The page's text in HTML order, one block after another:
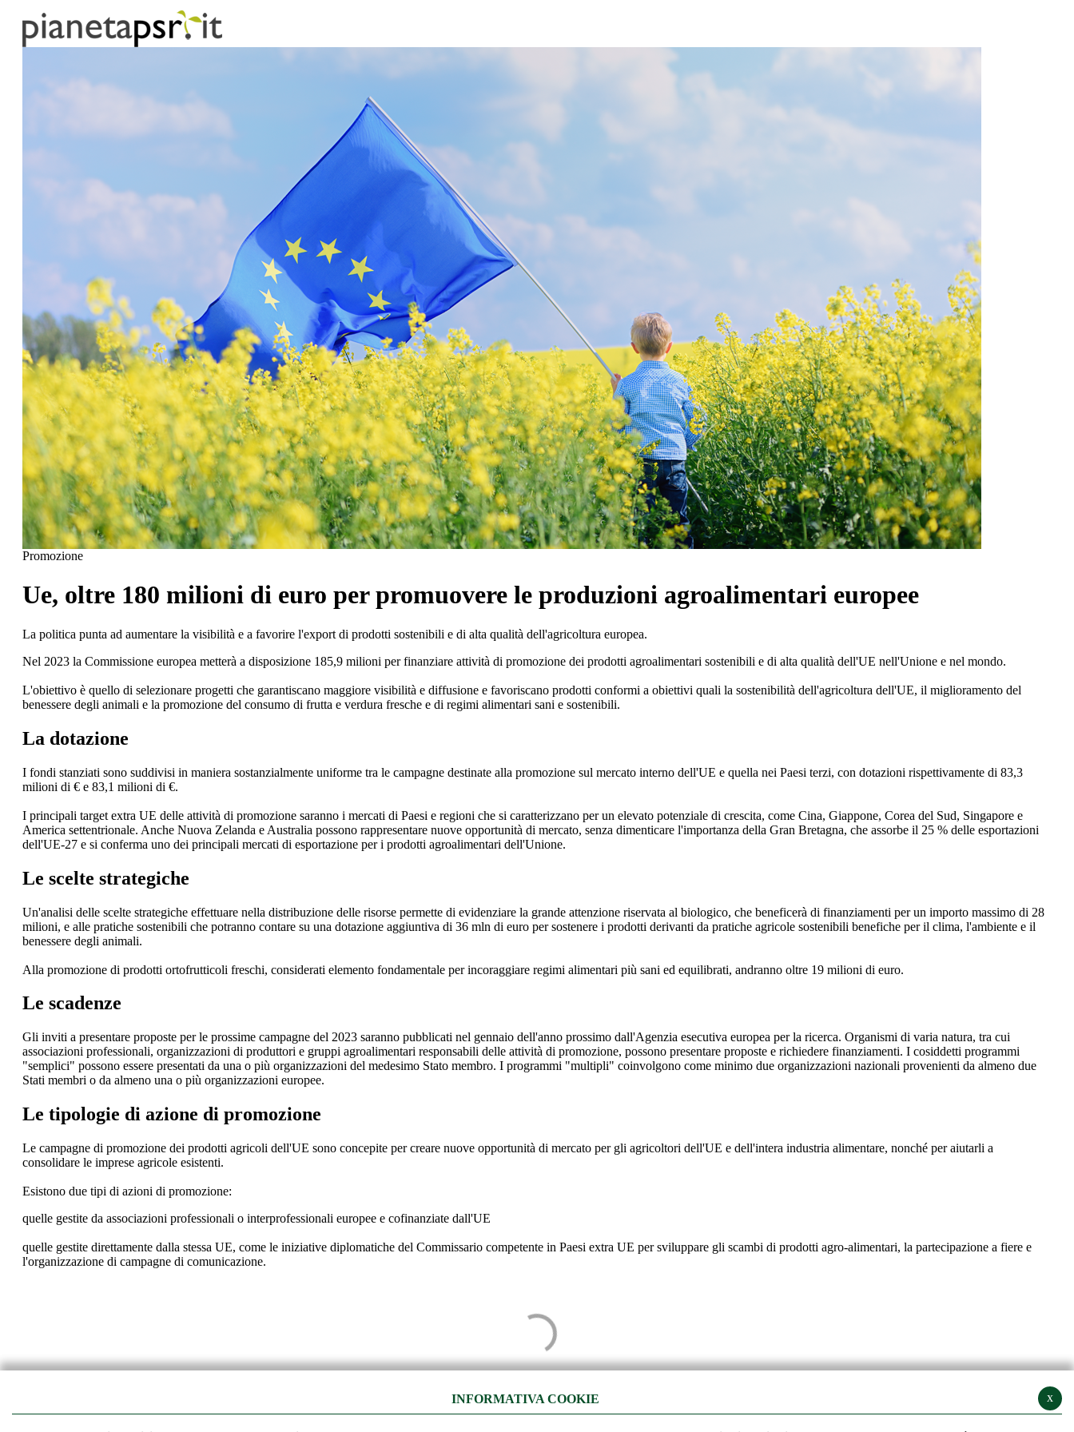
Promozione
Ue, oltre 180 milioni di euro per promuovere le produzioni agroalimentari europee
La politica punta ad aumentare la visibilità e a favorire l'export di prodotti sostenibili e di alta qualità dell'agricoltura europea.
Nel 2023 la Commissione europea metterà a disposizione 185,9 milioni per finanziare attività di promozione dei prodotti agroalimentari sostenibili e di alta qualità dell'UE nell'Unione e nel mondo.
L'obiettivo è quello di selezionare progetti che garantiscano maggiore visibilità e diffusione e favoriscano prodotti conformi a obiettivi quali la sostenibilità dell'agricoltura dell'UE, il miglioramento del
benessere degli animali e la promozione del consumo di frutta e verdura fresche e di regimi alimentari sani e sostenibili.
La dotazione
I fondi stanziati sono suddivisi in maniera sostanzialmente uniforme tra le campagne destinate alla promozione sul mercato interno dell'UE e quella nei Paesi terzi, con dotazioni rispettivamente di 83,3
milioni di € e 83,1 milioni di €.
I principali target extra UE delle attività di promozione saranno i mercati di Paesi e regioni che si caratterizzano per un elevato potenziale di crescita, come Cina, Giappone, Corea del Sud, Singapore e
America settentrionale. Anche Nuova Zelanda e Australia possono rappresentare nuove opportunità di mercato, senza dimenticare l'importanza della Gran Bretagna, che assorbe il 25 % delle esportazioni
dell'UE-27 e si conferma uno dei principali mercati di esportazione per i prodotti agroalimentari dell'Unione.
Le scelte strategiche
Un'analisi delle scelte strategiche effettuare nella distribuzione delle risorse permette di evidenziare la grande attenzione riservata al biologico, che beneficerà di finanziamenti per un importo massimo di 28
milioni, e alle pratiche sostenibili che potranno contare su una dotazione aggiuntiva di 36 mln di euro per sostenere i prodotti derivanti da pratiche agricole sostenibili benefiche per il clima, l'ambiente e il
benessere degli animali.
Alla promozione di prodotti ortofrutticoli freschi, considerati elemento fondamentale per incoraggiare regimi alimentari più sani ed equilibrati, andranno oltre 19 milioni di euro.
Le scadenze
Gli inviti a presentare proposte per le prossime campagne del 2023 saranno pubblicati nel gennaio dell'anno prossimo dall'Agenzia esecutiva europea per la ricerca. Organismi di varia natura, tra cui
associazioni professionali, organizzazioni di produttori e gruppi agroalimentari responsabili delle attività di promozione, possono presentare proposte e richiedere finanziamenti. I cosiddetti programmi
"semplici" possono essere presentati da una o più organizzazioni del medesimo Stato membro. I programmi "multipli" coinvolgono come minimo due organizzazioni nazionali provenienti da almeno due
Stati membri o da almeno una o più organizzazioni europee.
Le tipologie di azione di promozione
Le campagne di promozione dei prodotti agricoli dell'UE sono concepite per creare nuove opportunità di mercato per gli agricoltori dell'UE e dell'intera industria alimentare, nonché per aiutarli a
consolidare le imprese agricole esistenti.
Esistono due tipi di azioni di promozione:
quelle gestite da associazioni professionali o interprofessionali europee e cofinanziate dall'UE
quelle gestite direttamente dalla stessa UE, come le iniziative diplomatiche del Commissario competente in Paesi extra UE per sviluppare gli scambi di prodotti agro-alimentari, la partecipazione a fiere e
l'organizzazione di campagne di comunicazione.
x
INFORMATIVA COOKIE